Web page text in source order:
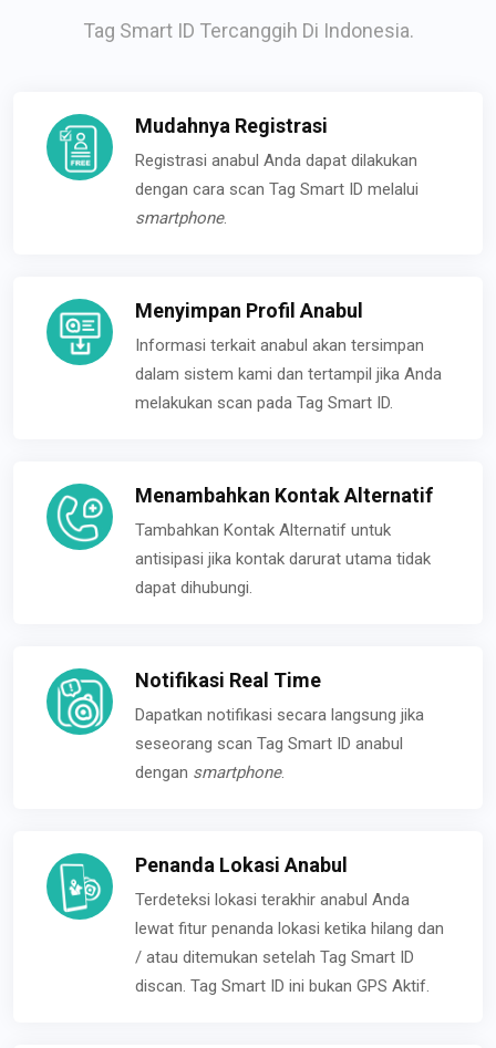
Tag Smart ID Tercanggih Di Indonesia.
Mudahnya Registrasi
Registrasi anabul Anda dapat dilakukan
dengan cara scan Tag Smart ID melalui
smartphone.
Menyimpan Profil Anabul
Informasi terkait anabul akan tersimpan
dalam sistem kami dan tertampil jika Anda
melakukan scan pada Tag Smart ID.
Menambahkan Kontak Alternatif
Tambahkan Kontak Alternatif untuk
antisipasi jika kontak darurat utama tidak
dapat dihubungi.
Notifikasi Real Time
Dapatkan notifikasi secara langsung jika
seseorang scan Tag Smart ID anabul
dengan smartphone.
Penanda Lokasi Anabul
Terdeteksi lokasi terakhir anabul Anda
lewat fitur penanda lokasi ketika hilang dan
/ atau ditemukan setelah Tag Smart ID
discan. Tag Smart ID ini bukan GPS Aktif.